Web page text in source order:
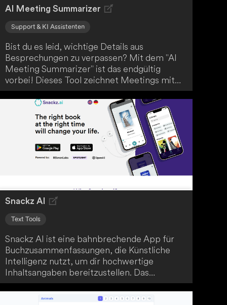
AI Meeting Summarizer
Support & KI Assistenten
Bist du es leid, wichtige Details aus
Besprechungen zu verpassen? Mit dem "AI
Meeting Summarizer" ist das endgültig
vorbei! Dieses Tool zeichnet Meetings mit
deinem Smartphone oder Laptop auf und
erstellt präzise, knappe
Zusammenfassungen, in denen wichtige
Daten, Entscheidungen und Zahlen
hervorgehoben werden. So kannst du die
entscheidenden Informationen einfach per
E-Mail an die betreffenden Personen senden
Snackz AI
Text Tools
Snackz AI ist eine bahnbrechende App für
Buchzusammenfassungen, die Künstliche
Intelligenz nutzt, um dir hochwertige
Inhaltsangaben bereitzustellen. Das
Besondere: Die Zusammenfassungen
basieren nicht nur auf von KI generierten